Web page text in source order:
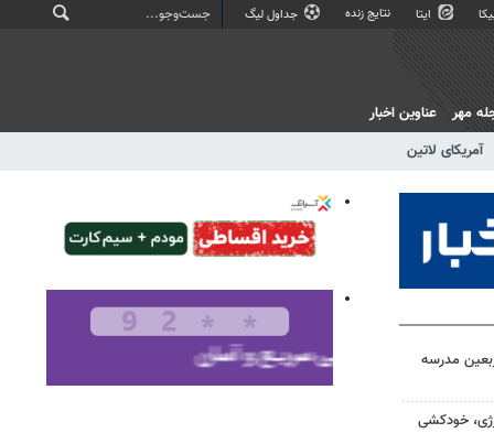
ایتا نتایج زنده جداول لیگ
آمریکای لاتین
مهر عناوین اخبار
مدرسه
خودکشی